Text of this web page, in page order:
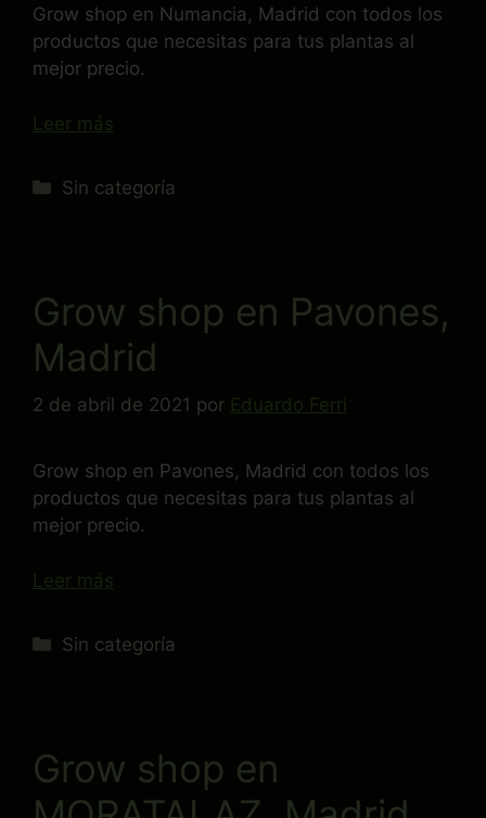
Grow shop en Numancia, Madrid con todos los
productos que necesitas para tus plantas al
mejor precio.
Leer más
Sin categoría
Grow shop en Pavones,
Madrid
2 de abril de 2021 por Eduardo Ferri
Grow shop en Pavones, Madrid con todos los
productos que necesitas para tus plantas al
mejor precio.
Leer más
Sin categoría
Grow shop en